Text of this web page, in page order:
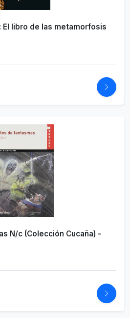
El libro de las metamorfosis
N/c (Colección Cucaña) -